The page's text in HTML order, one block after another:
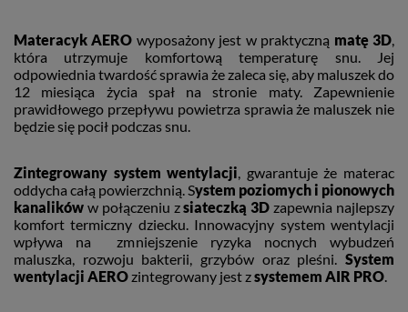
Materacyk AERO wyposażony jest w praktyczną matę 3D
która utrzymuje komfortową temperaturę snu. Jej
odpowiednia twardość sprawia że zaleca się, aby maluszek do
12 miesiąca życia spał na stronie maty. Zapewnienie
prawidłowego przepływu powietrza sprawia że maluszek nie
będzie się pocił podczas snu.
Zintegrowany system wentylacji , gwarantuje że materac
oddycha całą powierzchnią. System poziomych i pionowych
kanalików w połączeniu zsiateczką 3D zapewnia najlepszy
komfort termiczny dziecku. Innowacyjny system wentylacji
wpływa na zmniejszenie ryzyka nocnych wybudzeń
maluszka, rozwoju bakterii, grzybów oraz pleśni. System
wentylacji AEROzintegrowany jest zsystemem AIR PRO